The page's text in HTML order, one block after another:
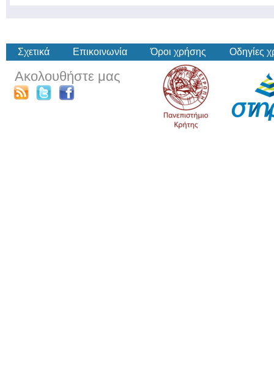
Σχετικά Επικοινωνία Όροι χρήσης Οδηγίες
Ακολουθήστε μας